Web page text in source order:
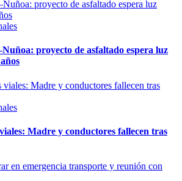
proyecto de asfaltado espera luz
Madre y conductores fallecen tras